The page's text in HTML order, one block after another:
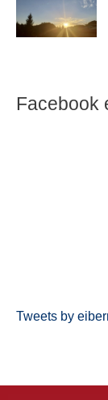
Facebook
Tweets by